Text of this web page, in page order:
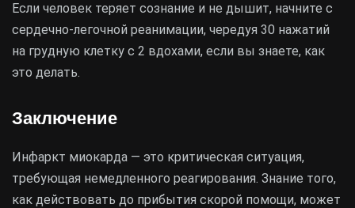
Если человек теряет сознание и не дышит, начните с
сердечно-легочной реанимации, чередуя 30 нажатий
на грудную клетку с 2 вдохами, если вы знаете, как
это делать.
Заключение
Инфаркт миокарда — это критическая ситуация,
требующая немедленного реагирования. Знание того,
как действовать до прибытия скорой помощи, может